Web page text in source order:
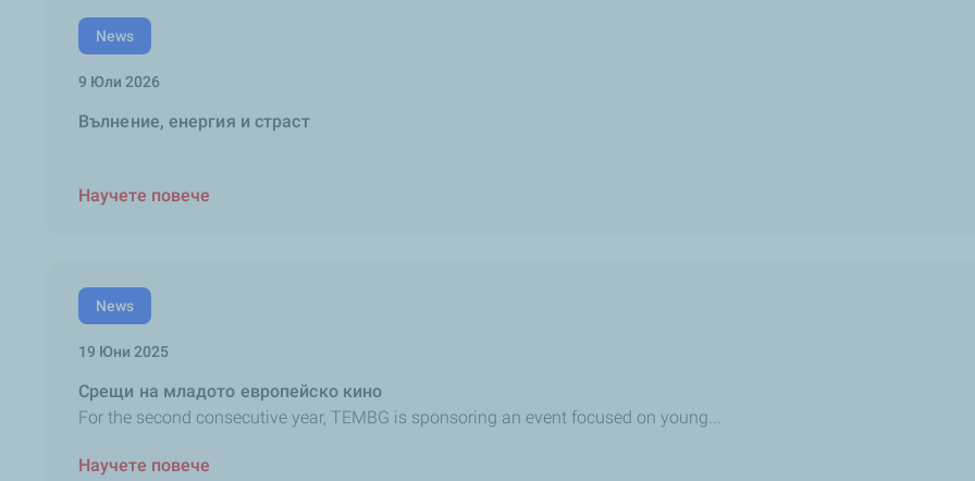
News
9 Юли 2026
Вълнение, енергия и страст
Научете повече
News
19 Юни 2025
Срещи на младото европейско кино
For the second consecutive year, TEMBG is sponsoring an event focused on young...
Научете повече